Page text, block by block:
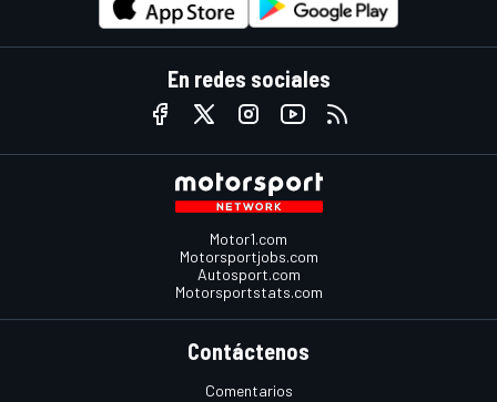
En redes sociales
Motor1.com
Motorsportjobs.com
Autosport.com
Motorsportstats.com
Contáctenos
Comentarios